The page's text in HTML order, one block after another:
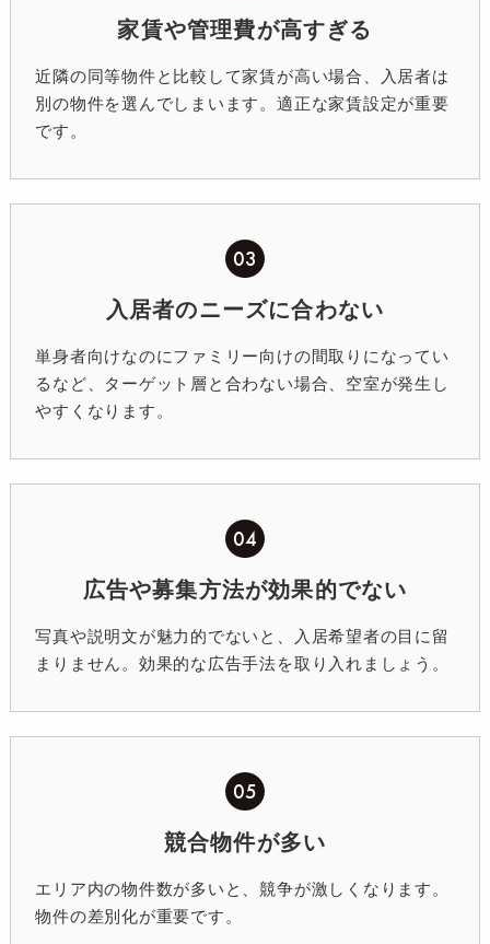
家賃や管理費が高すぎる
近隣の同等物件と比較して家賃が高い場合、入居者は
別の物件を選んでしまいます。適正な家賃設定が重要
です。
03
入居者のニーズに合わない
単身者向けなのにファミリー向けの間取りになってい
るなど、ターゲット層と合わない場合、空室が発生し
やすくなります。
04
広告や募集方法が効果的でない
写真や説明文が魅力的でないと、入居希望者の目に留
まりません。効果的な広告手法を取り入れましょう。
05
競合物件が多い
エリア内の物件数が多いと、競争が激しくなります。
物件の差別化が重要です。